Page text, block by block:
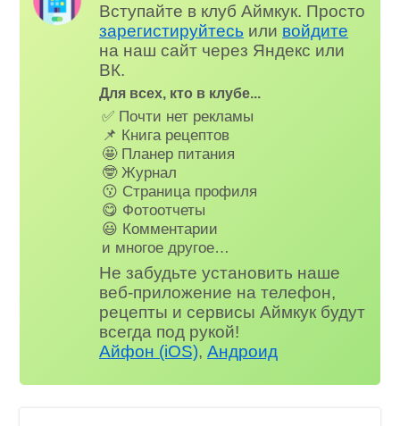
Вступайте в клуб Аймкук. Просто
зарегистируйтесь или войдите
на наш сайт через Яндекс или
ВК.
Для всех, кто в клубе...
✅ Почти нет рекламы
📌 Книга рецептов
🤩 Планер питания
🤓 Журнал
😗 Страница профиля
😋 Фотоотчеты
😃 Комментарии
и многое другое…
Не забудьте установить наше
веб-приложение на телефон,
рецепты и сервисы Аймкук будут
всегда под рукой!
Айфон (iOS),Андроид